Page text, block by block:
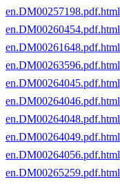
en.DM00257198.pdf.html
en.DM00260454.pdf.html
en.DM00261648.pdf.html
en.DM00263596.pdf.html
en.DM00264045.pdf.html
en.DM00264046.pdf.html
en.DM00264048.pdf.html
en.DM00264049.pdf.html
en.DM00264056.pdf.html
en.DM00265259.pdf.html